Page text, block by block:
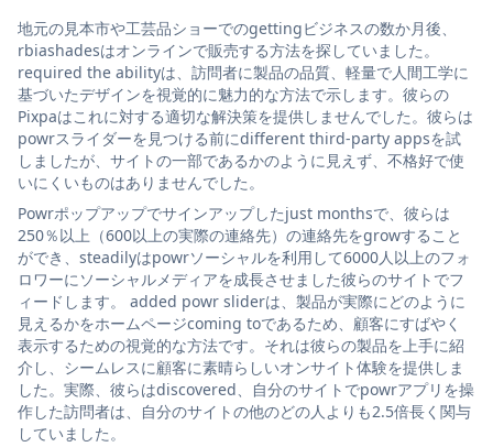
地元の見本市や工芸品ショーでのgettingビジネスの数か月後、
rbiashadesはオンラインで販売する方法を探していました。
required the abilityは、訪問者に製品の品質、軽量で人間工学に
基づいたデザインを視覚的に魅力的な方法で示します。彼らの
Pixpaはこれに対する適切な解決策を提供しませんでした。彼らは
powrスライダーを見つける前にdifferent third-party appsを試
しましたが、サイトの一部であるかのように見えず、不格好で使
いにくいものはありませんでした。
Powrポップアップでサインアップしたjust monthsで、彼らは
250％以上（600以上の実際の連絡先）の連絡先をgrowすること
ができ、steadilyはpowrソーシャルを利用して6000人以上のフォ
ロワーにソーシャルメディアを成長させました彼らのサイトでフ
ィードします。 added powr sliderは、製品が実際にどのように
見えるかをホームページcoming toであるため、顧客にすばやく
表示するための視覚的な方法です。それは彼らの製品を上手に紹
介し、シームレスに顧客に素晴らしいオンサイト体験を提供しま
した。実際、彼らはdiscovered、自分のサイトでpowrアプリを操
作した訪問者は、自分のサイトの他のどの人よりも2.5倍長く関与
していました。